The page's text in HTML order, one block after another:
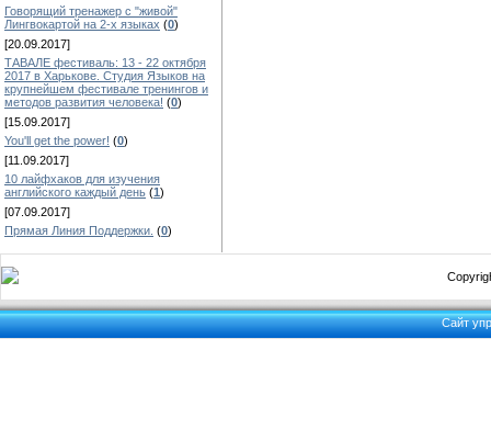
Говорящий тренажер с "живой"
Лингвокартой на 2-х языках (0)
[20.09.2017]
ТАВАЛЕ фестиваль: 13 - 22 октября
2017 в Харькове. Студия Языков на
крупнейшем фестивале тренингов и
методов развития человека! (0)
[15.09.2017]
You'll get the power! (0)
[11.09.2017]
10 лайфхаков для изучения
английского каждый день (1)
[07.09.2017]
Прямая Линия Поддержки. (0)
Сайт